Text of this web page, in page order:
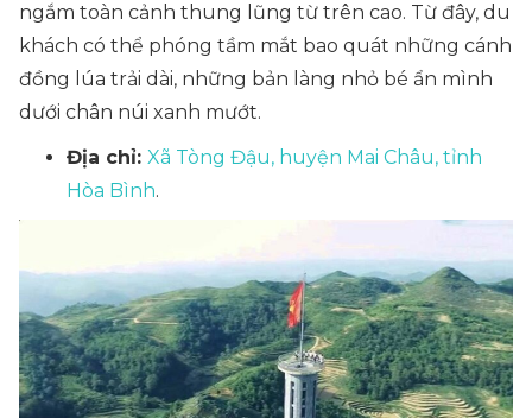
ngắm toàn cảnh thung lũng từ trên cao. Từ đây, du
khách có thể phóng tầm mắt bao quát những cánh
đồng lúa trải dài, những bản làng nhỏ bé ẩn mình
dưới chân núi xanh mướt.
Địa chỉ: Xã Tòng Đậu, huyện Mai Châu, tỉnh
Hòa Bình.